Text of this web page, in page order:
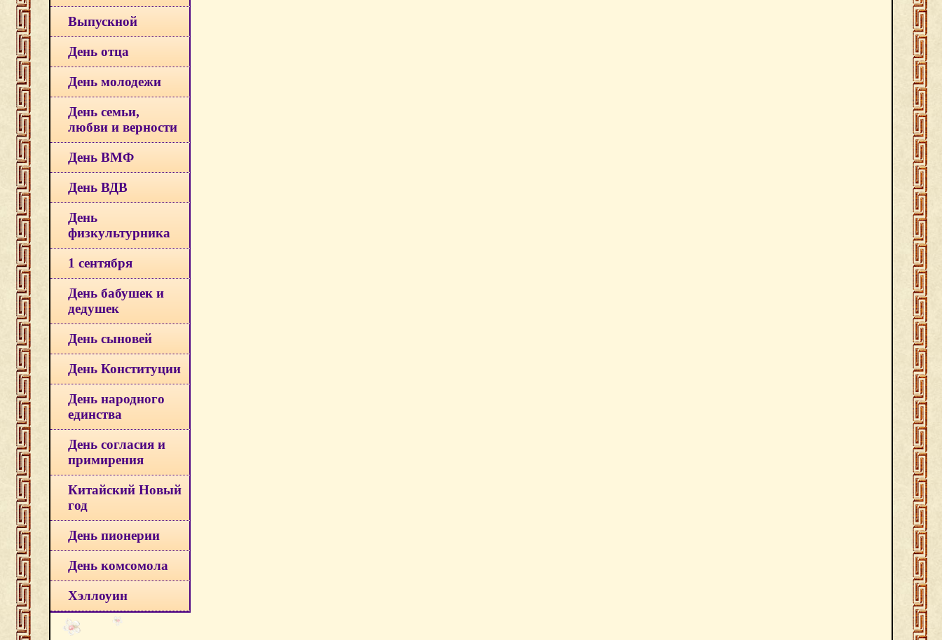
Выпускной
День отца
День молодежи
День семьи,
любви и верности
День ВМФ
День ВДВ
День
физкультурника
1 сентября
День бабушек и
дедушек
День сыновей
День Конституции
День народного
единства
День согласия и
примирения
Китайский Новый
год
День пионерии
День комсомола
Хэллоуин